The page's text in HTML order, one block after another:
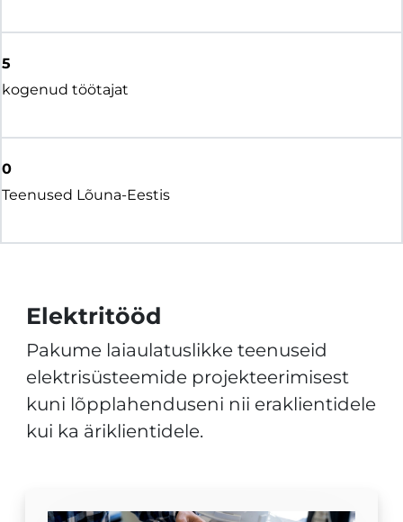
5
kogenud töötajat
0
Teenused Lõuna-Eestis
Elektritööd
Pakume laiaulatuslikke teenuseid
elektrisüsteemide projekteerimisest
kuni lõpplahenduseni nii eraklientidele
kui ka äriklientidele.